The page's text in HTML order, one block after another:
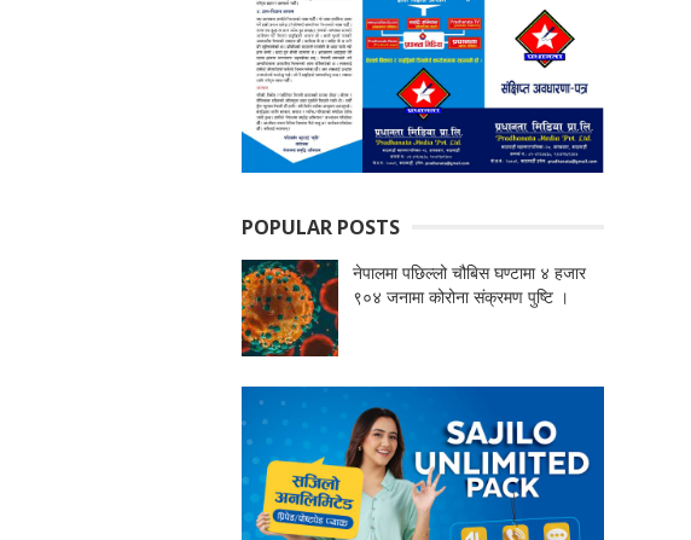
POPULAR POSTS
नेपालमा पछिल्लो चौबिस घण्टामा ४ हजार
९०४ जनामा कोरोना संक्रमण पुष्टि ।